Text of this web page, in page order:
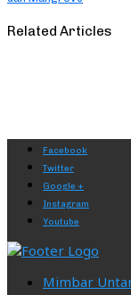
Related Articles
Facebook
Twitter
Google +
Instagram
Youtube
Mimbar